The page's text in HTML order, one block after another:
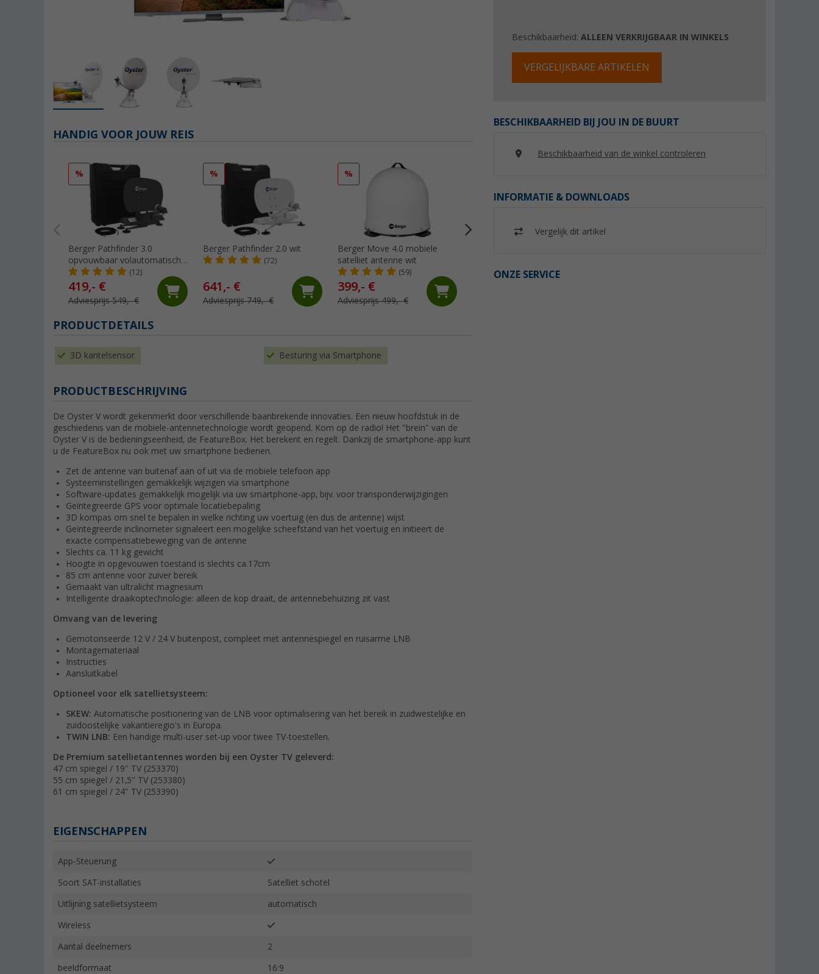
Beschikbaarheid: ALLEEN VERKRIJGBAAR IN WINKELS
VERGELIJKBARE ARTIKELEN
BESCHIKBAARHEID BIJ JOU IN DE BUURT
Beschikbaarheid van de winkel controleren
INFORMATIE & DOWNLOADS
Vergelijk dit artikel
ONZE SERVICE
HANDIG VOOR JOUW REIS
%
Berger Pathfinder 3.0
opvouwbaar volautomatisch
satellietsysteem grafiet
(12)
419,- €
Adviesprijs 549,- €
%
Berger Pathfinder 2.0 wit
(72)
641,- €
Adviesprijs 749,- €
%
Berger Move 4.0 mobiele
satelliet antenne wit
(59)
399,- €
Adviesprijs 499,- €
(19)
PRODUCTDETAILS
3D kantelsensor Besturing via Smartphone
PRODUCTBESCHRIJVING
De Oyster V wordt gekenmerkt door verschillende baanbrekende innovaties. Een nieuw hoofdstuk in de
geschiedenis van de mobiele-antennetechnologie wordt geopend. Kom op de radio! Het "brein" van de
Oyster V is de bedieningseenheid, de FeatureBox. Het berekent en regelt. Dankzij de smartphone-app kunt
u de FeatureBox nu ook met uw smartphone bedienen.
Zet de antenne van buitenaf aan of uit via de mobiele telefoon app
Systeeminstellingen gemakkelijk wijzigen via smartphone
Software-updates gemakkelijk mogelijk via uw smartphone-app, bijv. voor transponderwijzigingen
Geïntegreerde GPS voor optimale locatiebepaling
3D kompas om snel te bepalen in welke richting uw voertuig (en dus de antenne) wijst
Geïntegreerde inclinometer signaleert een mogelijke scheefstand van het voertuig en initieert de
exacte compensatiebeweging van de antenne
Slechts ca. 11 kg gewicht
Hoogte in opgevouwen toestand is slechts ca.17cm
85 cm antenne voor zuiver bereik
Gemaakt van ultralicht magnesium
Intelligente draaikoptechnologie: alleen de kop draait, de antennebehuizing zit vast
Omvang van de levering
Gemotoriseerde 12 V / 24 V buitenpost, compleet met antennespiegel en ruisarme LNB
Montagemateriaal
Instructies
Aansluitkabel
Optioneel voor elk satellietsysteem:
SKEW: Automatische positionering van de LNB voor optimalisering van het bereik in zuidwestelijke en
zuidoostelijke vakantieregio's in Europa.
TWIN LNB: Een handige multi-user set-up voor twee TV-toestellen.
De Premium satellietantennes worden bij een Oyster TV geleverd:
47 cm spiegel / 19" TV (253370)
55 cm spiegel / 21,5" TV (253380)
61 cm spiegel / 24" TV (253390)
EIGENSCHAPPEN
App-Steuerung
Soort SAT-installaties Satelliet schotel
Uitlijning satellietsysteem automatisch
Wireless
Aantal deelnemers 2
beeldformaat 16:9